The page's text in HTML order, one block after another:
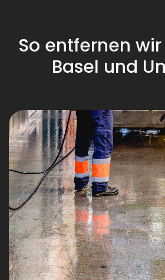
So entfernen
Basel und